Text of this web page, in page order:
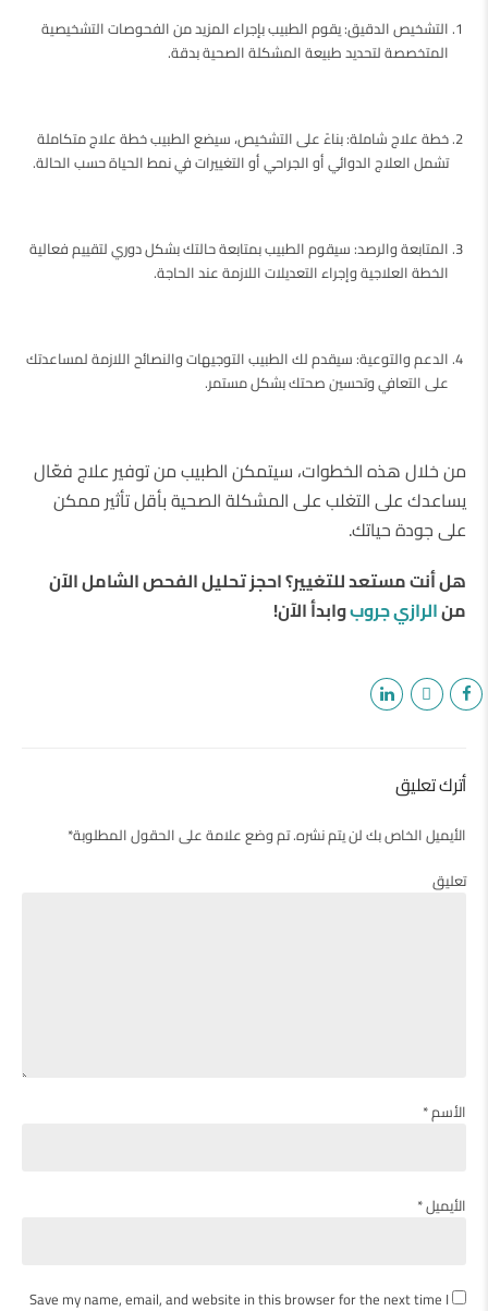
التشخيص الدقيق: يقوم الطبيب بإجراء المزيد من الفحوصات التشخيصية
المتخصصة لتحديد طبيعة المشكلة الصحية بدقة.
خطة علاج شاملة: بناءً على التشخيص، سيضع الطبيب خطة علاج متكاملة
تشمل العلاج الدوائي أو الجراحي أو التغييرات في نمط الحياة حسب الحالة.
المتابعة والرصد: سيقوم الطبيب بمتابعة حالتك بشكل دوري لتقييم فعالية
الخطة العلاجية وإجراء التعديلات اللازمة عند الحاجة.
الدعم والتوعية: سيقدم لك الطبيب التوجيهات والنصائح اللازمة لمساعدتك
على التعافي وتحسين صحتك بشكل مستمر.
من خلال هذه الخطوات، سيتمكن الطبيب من توفير علاج فعّال
يساعدك على التغلب على المشكلة الصحية بأقل تأثير ممكن
على جودة حياتك.
هل أنت مستعد للتغيير؟ احجز تحليل الفحص الشامل الآن
منالرازي جروبوابدأ الآن!
أترك تعليق
الأيميل الخاص بك لن يتم نشره. تم وضع علامة على الحقول المطلوبة*
تعليق
الأسم *
الأيميل *
Save my name, email, and website in this browser for the next time I